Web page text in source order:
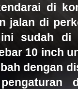
di
jalan di
sudah di
10 inch
dengan